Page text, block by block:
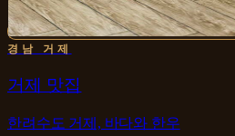
경남 거제
거제 맛집
한려수도 거제, 바다와 한우